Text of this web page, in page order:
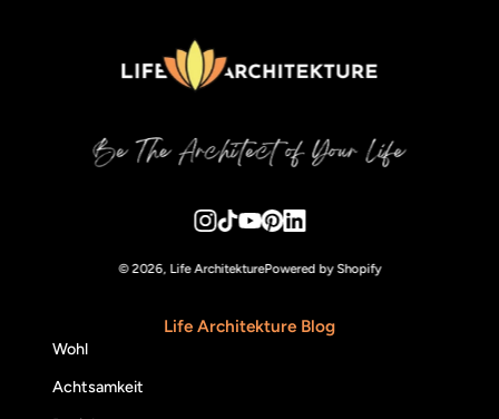
© 2026, Life ArchitekturePowered by Shopify
Life Architekture Blog
Wohl
Achtsamkeit